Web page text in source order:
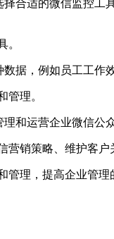
合适的微信监控
。
据，例如员工工作
管理。
和运营企业微信公
销策略、维护客户
理，提高企业管理